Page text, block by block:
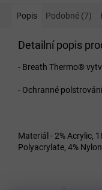
Popis Podobné (7)
Detailní popis
- Breath Thermo®
- Ochranné
Materiál - 2% Acrylic,
Polyacrylate, 4%